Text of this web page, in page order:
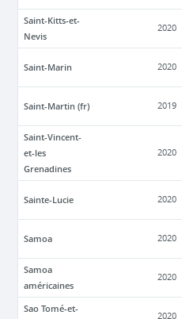
Saint-Kitts-et-
Nevis
2020
Saint-Marin 2020
Saint-Martin (fr) 2019
Saint-Vincent-
et-les
Grenadines
2020
Sainte-Lucie 2020
Samoa 2020
Samoa
américaines
2020
Sao Tomé-et-
2020